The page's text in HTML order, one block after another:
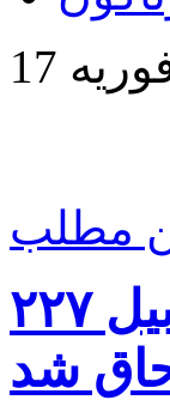
مطلب
۲۲۷ هکتار زمین به محدوده ۱۱ شهر استان اردبیل
شد